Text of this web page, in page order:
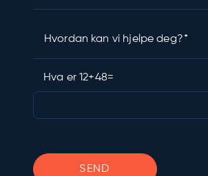
Hvordan kan vi hjelpe deg?
Hva er 12+48=
SEND